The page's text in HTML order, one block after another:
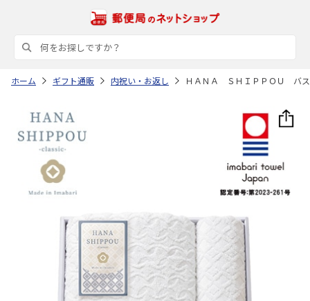
ホーム ギフト通販 内祝い・お返し ＨＡＮＡ ＳＨＩＰＰＯＵ バス